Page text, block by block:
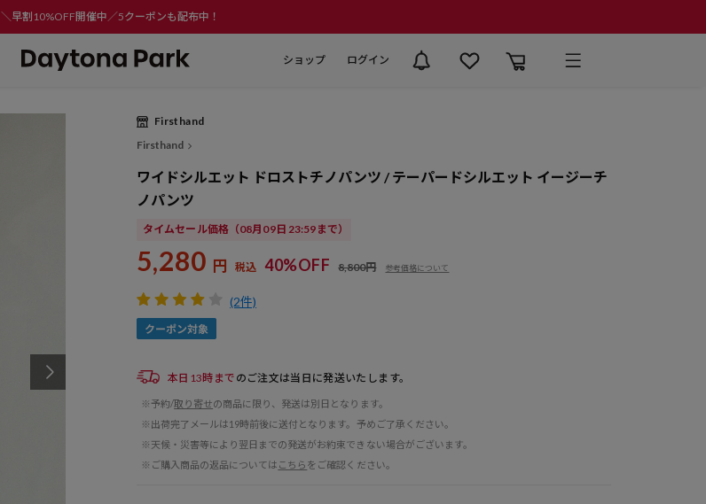
＼早割10%OFF開催中／5クーポンも配布中！
ショップ ログイン
Firsthand
Firsthand
ワイドシルエット ドロストチノパンツ / テーパードシルエット イージーチ
ノパンツ
タイムセール価格（08月09日 23:59まで）
5,280 円 税込 40%OFF 8,800円 参考価格について
(2件)
本日13時まで のご注文は当日に発送いたします。
※予約/取り寄せの商品に限り、発送は別日となります。
※出荷完了メールは19時前後に送付となります。予めご了承ください。
※天候・災害等により翌日までの発送がお約束できない場合がございます。
※ご購入商品の返品については こちら をご確認ください。